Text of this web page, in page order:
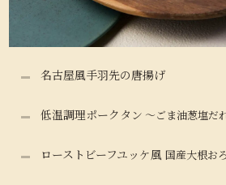
名古屋風手羽先の唐揚げ
低温調理ポークタン ～ごま油葱塩だ
ローストビーフユッケ風 国産大根お